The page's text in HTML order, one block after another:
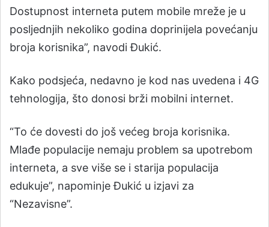
Dostupnost interneta putem mobile mreže je u
posljednjih nekoliko godina doprinijela povećanju
broja korisnika”, navodi Đukić.
Kako podsjeća, nedavno je kod nas uvedena i 4G
tehnologija, što donosi brži mobilni internet.
“To će dovesti do još većeg broja korisnika.
Mlađe populacije nemaju problem sa upotrebom
interneta, a sve više se i starija populacija
edukuje”, napominje Đukić u izjavi za
“Nezavisne”.